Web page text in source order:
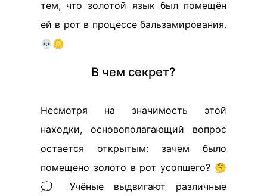
тем, что золотой язык был помещён
ей в рот в процессе бальзамирования.
💀🪙
В чем секрет?
Несмотря на значимость этой
находки, основополагающий вопрос
остается открытым: зачем было
помещено золото в рот усопшего? 🤔
💭 Учёные выдвигают различные